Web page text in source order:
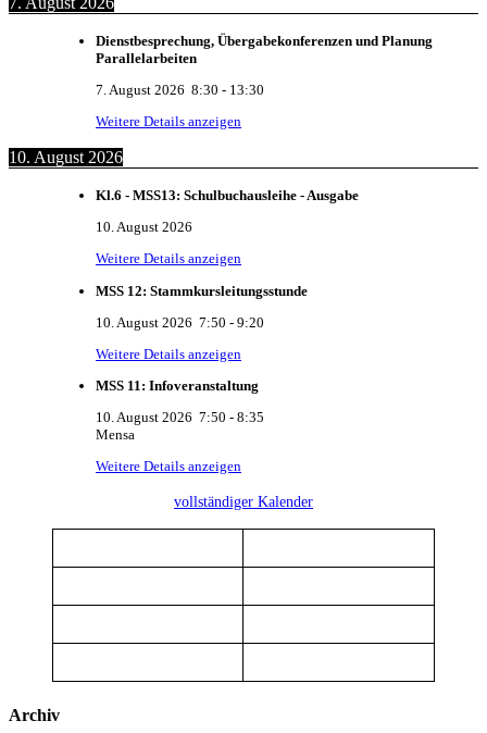
Dienstbesprechung, Übergabekonferenzen und Planung
Parallelarbeiten
7. August 2026 8:30 - 13:30
Weitere Details anzeigen
10. August 2026
Kl.6 - MSS13: Schulbuchausleihe - Ausgabe
10. August 2026
Weitere Details anzeigen
MSS 12: Stammkursleitungsstunde
10. August 2026 7:50 - 9:20
Weitere Details anzeigen
MSS 11: Infoveranstaltung
10. August 2026 7:50 - 8:35
Mensa
Weitere Details anzeigen
vollständiger Kalender
Archiv